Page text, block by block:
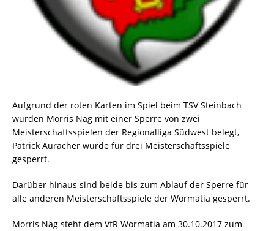
Aufgrund der roten Karten im Spiel beim TSV Steinbach
wurden Morris Nag mit einer Sperre von zwei
Meisterschaftsspielen der Regionalliga Südwest belegt,
Patrick Auracher wurde für drei Meisterschaftsspiele
gesperrt.
Darüber hinaus sind beide bis zum Ablauf der Sperre für
alle anderen Meisterschaftsspiele der Wormatia gesperrt.
Morris Nag steht dem VfR Wormatia am 30.10.2017 zum